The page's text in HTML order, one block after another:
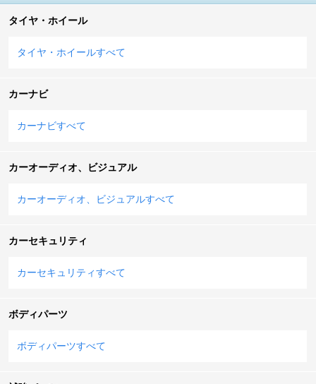
タイヤ・ホイール
タイヤ・ホイールすべて
カーナビ
カーナビすべて
カーオーディオ、ビジュアル
カーオーディオ、ビジュアルすべて
カーセキュリティ
カーセキュリティすべて
ボディパーツ
ボディパーツすべて